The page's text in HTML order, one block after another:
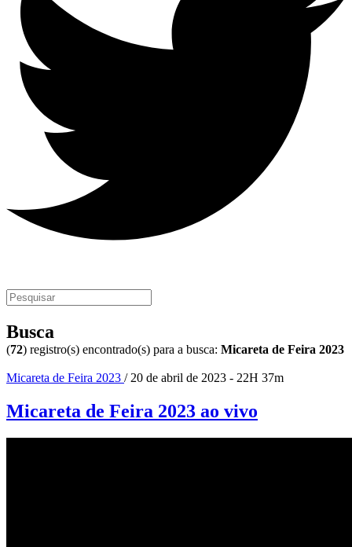
Busca
(72) registro(s) encontrado(s) para a busca: Micareta de Feira 2023
Micareta de Feira 2023 / 20 de abril de 2023 - 22H 37m
Micareta de Feira 2023 ao vivo